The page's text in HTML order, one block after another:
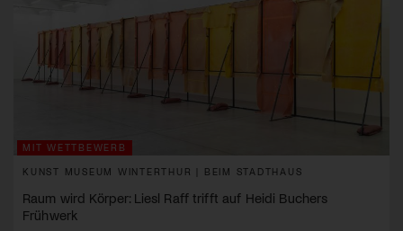
MIT WETTBEWERB
KUNST MUSEUM WINTERTHUR | BEIM STADTHAUS
Raum wird Körper: Liesl Raff trifft auf Heidi Buchers
Frühwerk